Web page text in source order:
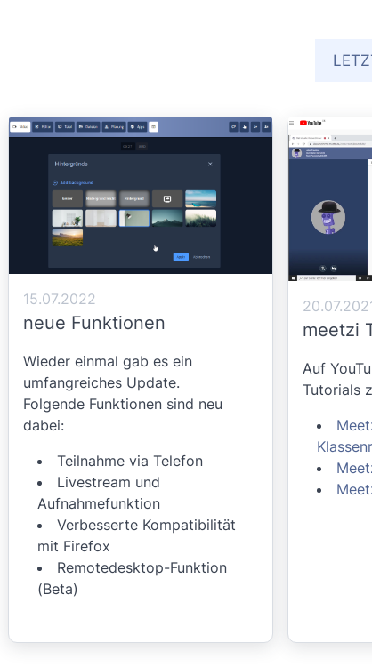
15.07.2022
neue Funktionen
Wieder einmal gab es ein
umfangreiches Update.
Folgende Funktionen sind neu
dabei:
Teilnahme via Telefon
Livestream und
Aufnahmefunktion
Verbesserte Kompatibilität
mit Firefox
Remotedesktop-Funktion
(Beta)
meetzi
Auf
Tutorials